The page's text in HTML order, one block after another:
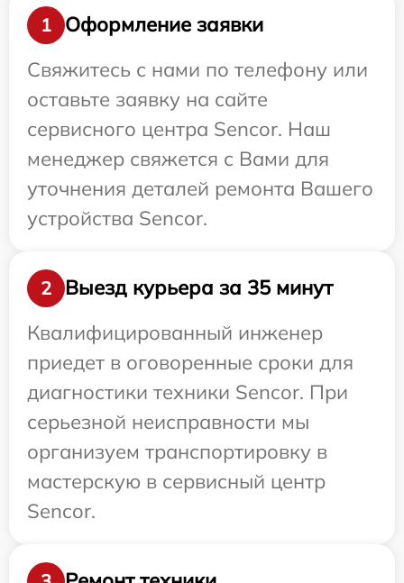
1
Оформление заявки
Свяжитесь с нами по телефону или
оставьте заявку на сайте
сервисного центра Sencor. Наш
менеджер свяжется с Вами для
уточнения деталей ремонта Вашего
устройства Sencor.
2
Выезд курьера за 35 минут
Квалифицированный инженер
приедет в оговоренные сроки для
диагностики техники Sencor. При
серьезной неисправности мы
организуем транспортировку в
мастерскую в сервисный центр
Sencor.